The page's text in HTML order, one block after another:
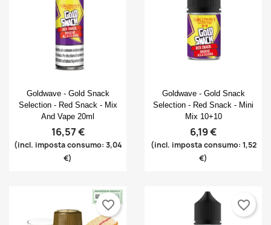
Anteprima
Goldwave - Gold Snack
Selection - Red Snack - Mix
And Vape 20ml
16,57 €
(incl. imposta consumo: 3,04
€)
Anteprima
Goldwave - Gold Snack
Selection - Red Snack - Mini
Mix 10+10
6,19 €
(incl. imposta consumo: 1,52
€)
favorite_border favorite_border